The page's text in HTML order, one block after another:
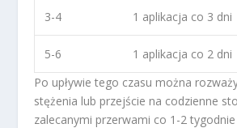
3-4 1 aplikacja co 3 dni
5-6
1 aplikacja co 2 dni
Po upływie tego czasu można
stężenia lub przejście na codzienne
zalecanymi przerwami co 1-2